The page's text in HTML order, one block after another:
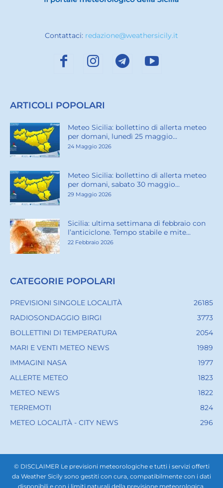
Contattaci: redazione@weathersicily.it
ARTICOLI POPOLARI
Meteo Sicilia: bollettino di allerta meteo
per domani, lunedì 25 maggio...
24 Maggio 2026
Meteo Sicilia: bollettino di allerta meteo
per domani, sabato 30 maggio...
29 Maggio 2026
Sicilia: ultima settimana di febbraio con
l’anticiclone. Tempo stabile e mite...
22 Febbraio 2026
CATEGORIE POPOLARI
PREVISIONI SINGOLE LOCALITÀ
26185
RADIOSONDAGGIO BIRGI
3773
BOLLETTINI DI TEMPERATURA
2054
MARI E VENTI METEO NEWS
1989
IMMAGINI NASA
1977
ALLERTE METEO
1823
METEO NEWS
1822
TERREMOTI
824
METEO LOCALITÀ - CITY NEWS
296
© DISCLAIMER Le previsioni meteorologiche e tutti i servizi offerti
da Weather Sicily sono gestiti con cura, compatibilmente con i dati
disponibili e con i limiti naturali della previsione meteorologica.